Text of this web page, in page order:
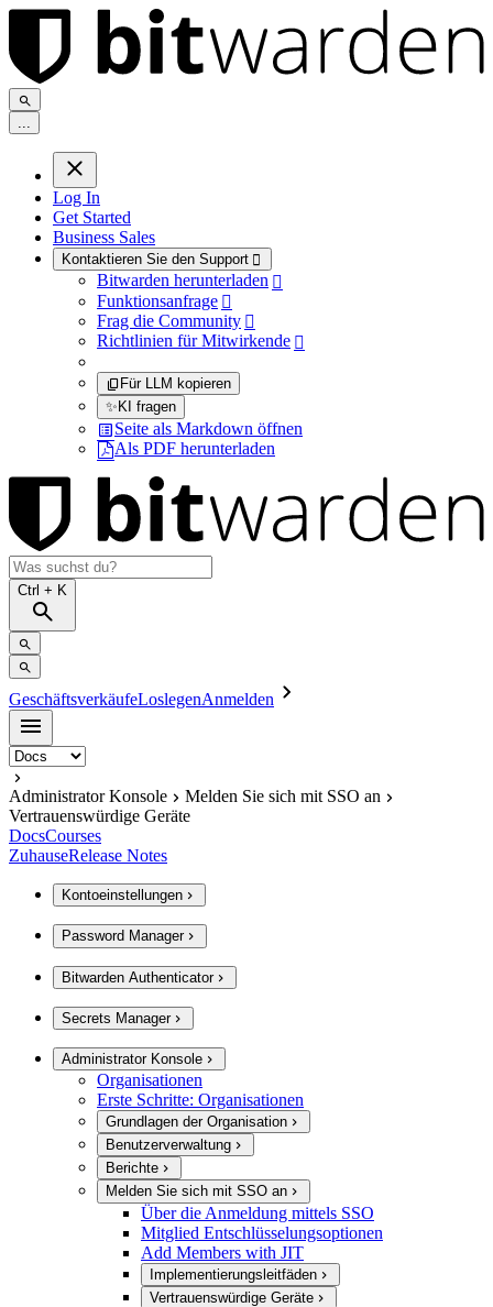
...
Log In
Get Started
Business Sales
Kontaktieren Sie den Support 
Bitwarden herunterladen 
Funktionsanfrage 
Frag die Community 
Richtlinien für Mitwirkende 
Für LLM kopieren
✨KI fragen
Seite als Markdown öffnen
Als PDF herunterladen
Ctrl + K
GeschäftsverkäufeLoslegenAnmelden
Administrator Konsole
Melden Sie sich mit SSO an
Vertrauenswürdige Geräte
DocsCourses
ZuhauseRelease Notes
Kontoeinstellungen
Password Manager
Bitwarden Authenticator
Secrets Manager
Administrator Konsole
Organisationen
Erste Schritte: Organisationen
Grundlagen der Organisation
Benutzerverwaltung
Berichte
Melden Sie sich mit SSO an
Über die Anmeldung mittels SSO
Mitglied Entschlüsselungsoptionen
Add Members with JIT
Implementierungsleitfäden
Vertrauenswürdige Geräte